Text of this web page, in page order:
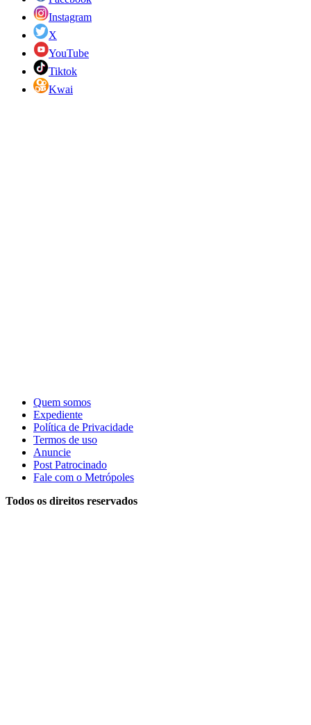
Instagram
X
YouTube
Tiktok
Kwai
Quem somos
Expediente
Política de Privacidade
Termos de uso
Anuncie
Post Patrocinado
Fale com o Metrópoles
Todos os direitos reservados